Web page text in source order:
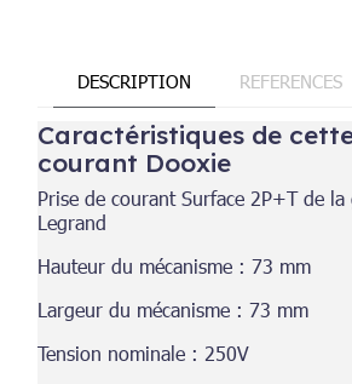
DESCRIPTION REFERENCES
Caractéristiques de
courant Dooxie
Prise de courant Surface 2P+T de la
Legrand
Hauteur du mécanisme : 73 mm
Largeur du mécanisme : 73 mm
Tension nominale : 250V